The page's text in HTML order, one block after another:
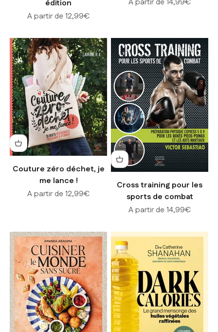
édition
Prix de vente
A partir de 12,99€
A partir de 14,99€
Couture zéro déchet, je
me lance !
Prix de vente
A partir de 12,99€
Cross training pour les
sports de combat
Prix de vente
A partir de 14,99€